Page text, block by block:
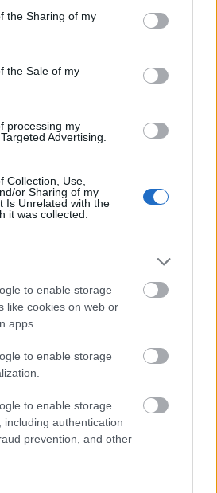
usage behaviour. You may click to
Google and its third-party tags to
specified purposes in below Google
the Sharing of my
the Sale of my
processing my
Advertising.
Collection, Use,
or Sharing of my
Is Unrelated with the
it was collected.
to enable storage
like cookies on web or
apps.
to enable storage
to enable storage
including authentication
prevention, and other
ciasteczkom; ciasteczku
Brakuje czegoś w haśle?
abonenci Dobrego słownika.
SPRAWDŹ